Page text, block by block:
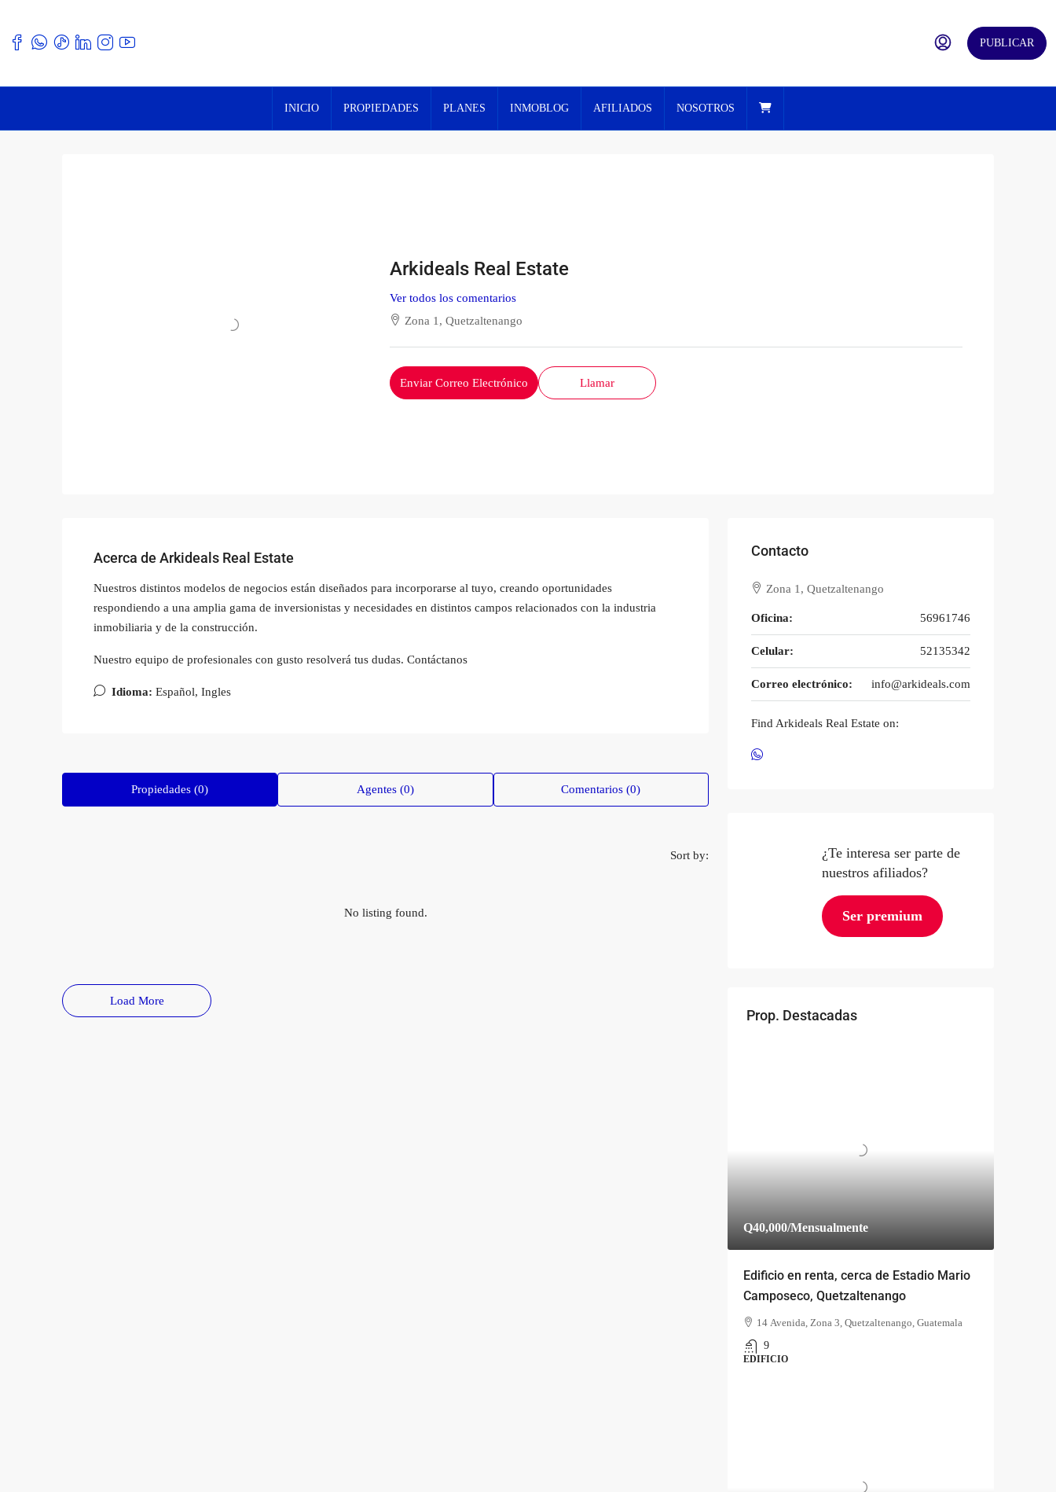
PUBLICAR
INICIO PROPIEDADES PLANES INMOBLOG AFILIADOS NOSOTROS
Arkideals Real Estate
Ver todos los comentarios
Zona 1, Quetzaltenango
Enviar Correo Electrónico Llamar
Acerca de Arkideals Real Estate
Nuestros distintos modelos de negocios están diseñados para incorporarse al tuyo, creando oportunidades
respondiendo a una amplia gama de inversionistas y necesidades en distintos campos relacionados con la industria
inmobiliaria y de la construcción.
Nuestro equipo de profesionales con gusto resolverá tus dudas. Contáctanos
Idioma: Español, Ingles
Propiedades (0) Agentes (0) Comentarios (0)
Sort by:
No listing found.
Load More
Contacto
Zona 1, Quetzaltenango
Oficina: 56961746
Celular: 52135342
Correo electrónico: info@arkideals.com
Find Arkideals Real Estate on:
¿Te interesa ser parte de
nuestros afiliados?
Ser premium
Prop. Destacadas
Q40,000/Mensualmente
Edificio en renta, cerca de Estadio Mario
Camposeco, Quetzaltenango
14 Avenida, Zona 3, Quetzaltenango, Guatemala
9
EDIFICIO